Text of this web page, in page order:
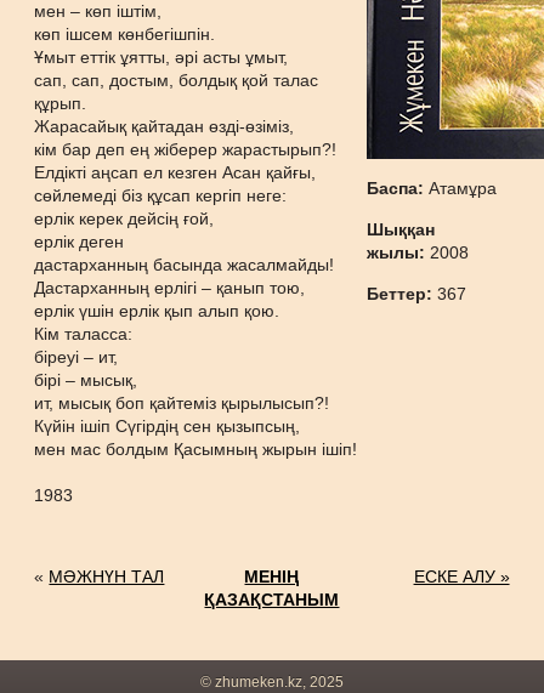
мен – көп іштім,
көп ішсем көнбегішпін.
Ұмыт еттік ұятты, әрі асты ұмыт,
сап, сап, достым, болдық қой талас
құрып.
Жарасайық қайтадан өзді-өзіміз,
кім бар деп ең жіберер жарастырып?!
Елдікті аңсап ел кезген Асан қайғы,
сөйлемеді біз құсап кергіп неге:
ерлік керек дейсің ғой,
ерлік деген
дастарханның басында жасалмайды!
Дастарханның ерлігі – қанып тою,
ерлік үшін ерлік қып алып қою.
Кім таласса:
біреуі – ит,
бірі – мысық,
ит, мысық боп қайтеміз қырылысып?!
Күйін ішіп Сүгірдің сен қызыпсың,
мен мас болдым Қасымның жырын ішіп!
1983
Баспа:Атамұра
Шыққан
жылы: 2008
Беттер:367
« МӘЖНҮН ТАЛ
МЕНІҢ
ҚАЗАҚСТАНЫМ
ЕСКЕ АЛУ »
© zhumeken.kz, 2025